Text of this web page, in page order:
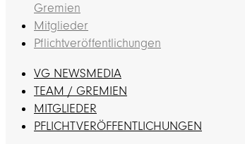
Gremien
Mitglieder
Pflichtveröffentlichungen
VG NEWSMEDIA
TEAM / GREMIEN
MITGLIEDER
PFLICHTVERÖFFENTLICHUNGEN